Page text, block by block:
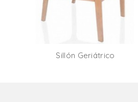
Sillón Geriátrico